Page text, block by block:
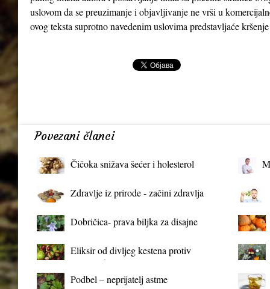
uslovom da se preuzimanje i objavljivanje ne vrši u
ovog teksta suprotno navedenim uslovima predstavljaće
Povezani članci
Čičoka snižava šećer i holesterol
Zdravlje iz prirode - začini zdravlja
Dobričica- prava biljka za disajne
Eliksir od divljeg kestena protiv
proširenih vena
Podbel – neprijatelj astme